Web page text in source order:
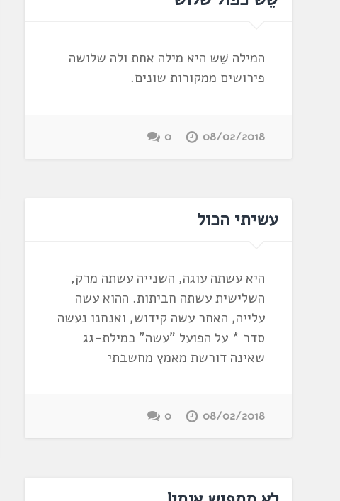
המילה שֵׁש היא מילה אחת ולה שלושה
פירושים ממקורות שונים.
08/02/2018
0
עשיתי הכול
היא עשתה עוגה, השנייה עשתה מרק,
השלישית עשתה חביתות. ההוא עשה
עלייה, האחר עשה קידוש, ואנחנו נעשה
סדר * על הפועל "עשה" כמילת-גג
שאינה דורשת מאמץ מחשבתי
08/02/2018
0